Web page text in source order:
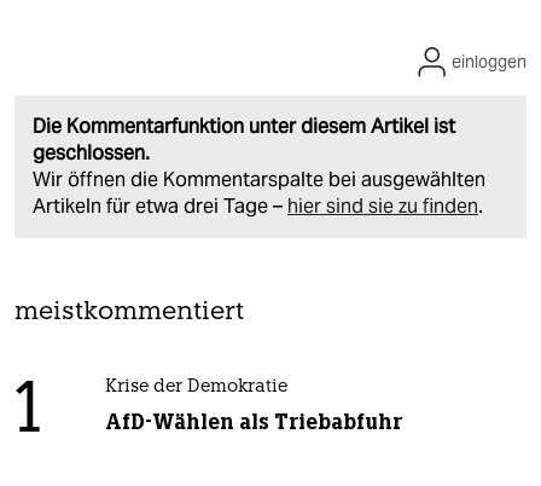
Die Kommentarfunktion unter diesem Artikel ist
geschlossen.
Wir öffnen die Kommentarspalte bei ausgewählten
Artikeln für etwa drei Tage – hier sind sie zu finden.
einloggen
meistkommentiert
1 Krise der Demokratie
AfD-Wählen als Triebabfuhr